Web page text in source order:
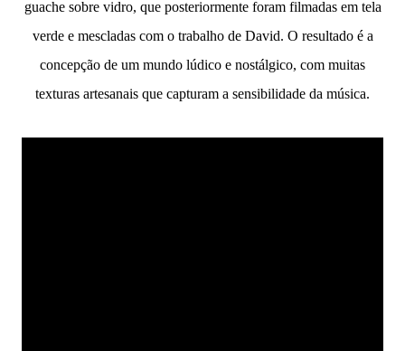
guache sobre vidro, que posteriormente foram filmadas em tela
verde e mescladas com o trabalho de David. O resultado é a
concepção de um mundo lúdico e nostálgico, com muitas
texturas artesanais que capturam a sensibilidade da música.